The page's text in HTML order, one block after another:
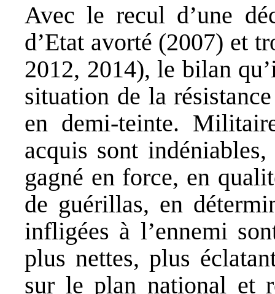
Avec le recul d’une
d’Etat avorté (2007) et
2012, 2014), le bilan
situation de la
en demi-teinte.
acquis sont
gagné en force, en
de guérillas, en
infligées à l’ennemi
plus nettes, plus
sur le plan national et